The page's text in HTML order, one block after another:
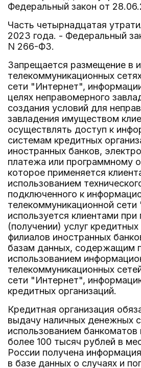
Федеральный закон от
Часть четырнадцатая
2023 года. - Федеральный
N 266-ФЗ.
Запрещается размещение в
телекоммуникационных
сети "Интернет",
целях неправомерного
создания условий для
завладения имуществом
осуществлять доступ к
системам кредитных
иностранных банков,
платежа или программному
которое применяется
использованием
подключенного к
телекоммуникационной
используется клиентами
(получении) услуг кредитных
филиалов иностранных
базам данных, содержащим
использованием
телекоммуникационных
сети "Интернет",
кредитных организаций.
Кредитная организация
выдачу наличных денежных
использованием
более 100 тысяч рублей в
России получена
в базе данных о случаях и